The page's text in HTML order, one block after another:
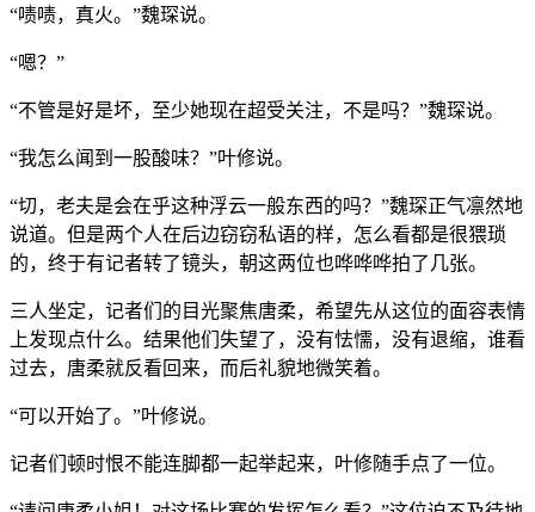
“啧啧，真火。”魏琛说。
“嗯？”
“不管是好是坏，至少她现在超受关注，不是吗？”魏琛说。
“我怎么闻到一股酸味？”叶修说。
“切，老夫是会在乎这种浮云一般东西的吗？”魏琛正气凛然地
说道。但是两个人在后边窃窃私语的样，怎么看都是很猥琐
的，终于有记者转了镜头，朝这两位也哗哗哗拍了几张。
三人坐定，记者们的目光聚焦唐柔，希望先从这位的面容表情
上发现点什么。结果他们失望了，没有怯懦，没有退缩，谁看
过去，唐柔就反看回来，而后礼貌地微笑着。
“可以开始了。”叶修说。
记者们顿时恨不能连脚都一起举起来，叶修随手点了一位。